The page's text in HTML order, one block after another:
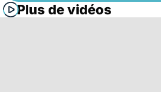
Plus de vidéos